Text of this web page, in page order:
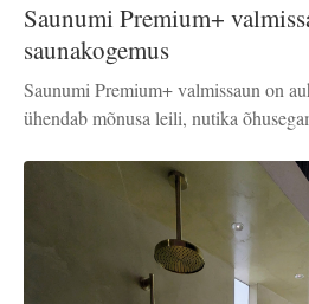
Saunumi Premium+
saunakogemus
Saunumi Premium+ valmissaun on
ühendab mõnusa leili, nutika